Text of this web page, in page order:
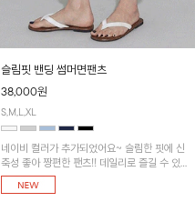
슬림핏 밴딩 썸머면팬츠
38,000원
S,M,L,XL
네이비 컬러가 추가되었어요~ 슬림한 핏에 신
축성 좋아 짱편한 팬츠!! 데일리로 즐길 수 있
는 기본 컬러들로 준비했어요~